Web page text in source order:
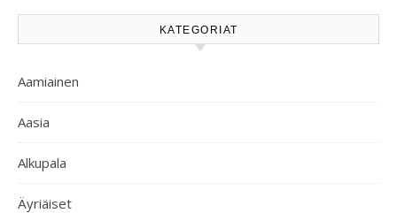
KATEGORIAT
Aamiainen
Aasia
Alkupala
Äyriäiset